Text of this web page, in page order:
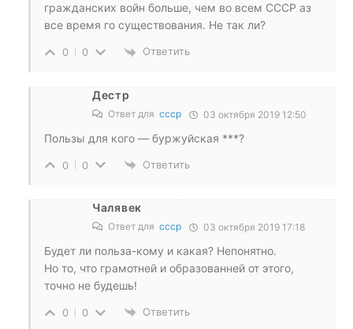
гражданских войн больше, чем во всем СССР аз
все время го существования. Не так ли?
0 0 Ответить
Дестр
Ответ для ссср 03 октября 2019 12:50
Пользы для кого — буржуйская ***?
0 0 Ответить
Чалявек
Ответ для ссср 03 октября 2019 17:18
Будет ли польза-кому и какая? Непонятно.
Но то, что грамотней и образованней от этого,
точно не будешь!
0 0 Ответить